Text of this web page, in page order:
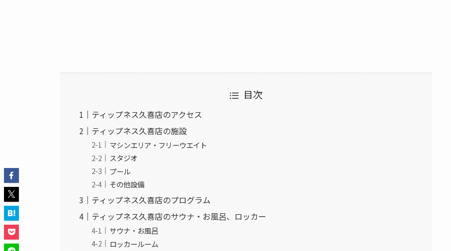
目次
ティップネス久喜店のアクセス
ティップネス久喜店の施設
マシンエリア・フリーウエイト
スタジオ
プール
その他設備
ティップネス久喜店のプログラム
ティップネス久喜店のサウナ・お風呂、ロッカー
サウナ・お風呂
ロッカールーム